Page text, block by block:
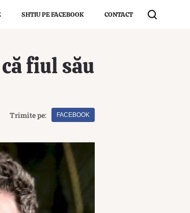
SHTIU PE FACEBOOK CONTACT
fiul său
Trimite pe: FACEBOOK